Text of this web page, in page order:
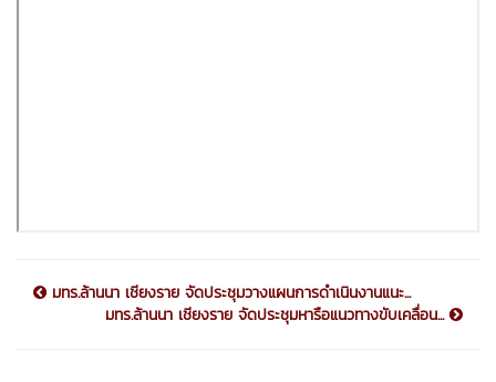
มทร.ล้านนา เชียงราย จัดประชุมวางแผนการดำเนินงานแนะ...
มทร.ล้านนา เชียงราย จัดประชุมหารือแนวทางขับเคลื่อน...